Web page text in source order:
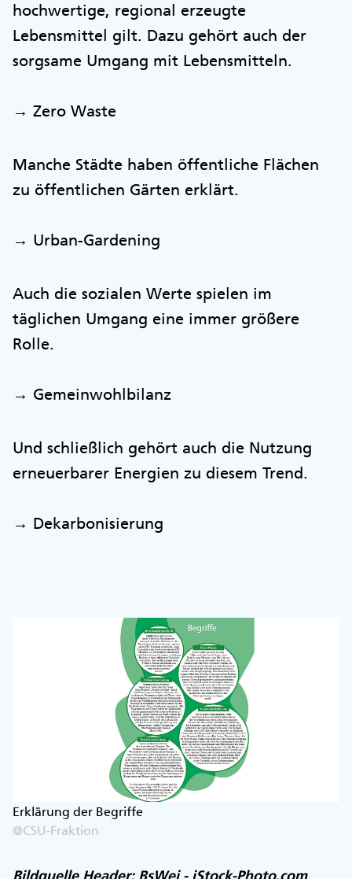
hochwertige, regional erzeugte
Lebensmittel gilt. Dazu gehört auch der
sorgsame Umgang mit Lebensmitteln.
→ Zero Waste
Manche Städte haben öffentliche Flächen
zu öffentlichen Gärten erklärt.
→ Urban-Gardening
Auch die sozialen Werte spielen im
täglichen Umgang eine immer größere
Rolle.
→ Gemeinwohlbilanz
Und schließlich gehört auch die Nutzung
erneuerbarer Energien zu diesem Trend.
→ Dekarbonisierung
Erklärung der Begriffe
@CSU-Fraktion